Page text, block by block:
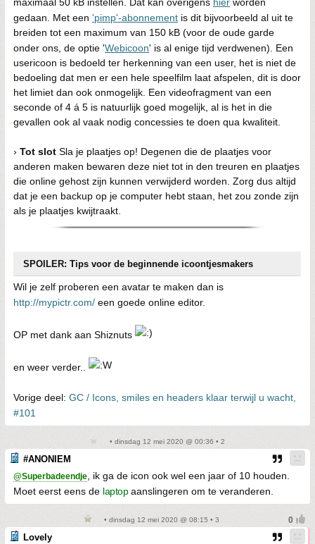
gedaan. Met een 'pimp'-abonnement is dit bijvoorbeeld al uit te
breiden tot een maximum van 150 kB (voor de oude garde
onder ons, de optie 'Webicoon' is al enige tijd verdwenen). Een
usericoon is bedoeld ter herkenning van een user, het is niet de
bedoeling dat men er een hele speelfilm laat afspelen, dit is door
het limiet dan ook onmogelijk. Een videofragment van een
seconde of 4 á 5 is natuurlijk goed mogelijk, al is het in die
gevallen ook al vaak nodig concessies te doen qua kwaliteit.
› Tot slot Sla je plaatjes op! Degenen die de plaatjes voor
anderen maken bewaren deze niet tot in den treuren en plaatjes
die online gehost zijn kunnen verwijderd worden. Zorg dus altijd
dat je een backup op je computer hebt staan, het zou zonde zijn
als je plaatjes kwijtraakt.
SPOILER: Tips voor de beginnende icoontjesmakers
Wil je zelf proberen een avatar te maken dan is
http://mypictr.com/ een goede online editor.
OP met dank aan Shiznuts
en weer verder..
Vorige deel: GC / Icons, smiles en headers klaar terwijl u wacht,
#101
• dinsdag 12 mei 2020 @ 00:36 • 2
#ANONIEM
@Superbadeendje , ik ga de icon ook wel een jaar of 10 houden.
Moet eerst eens de laptopaanslingeren om te veranderen.
• dinsdag 12 mei 2020 @ 08:15 • 3
Lovely